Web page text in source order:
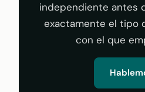
independiente antes
exactamente el tipo
con el que